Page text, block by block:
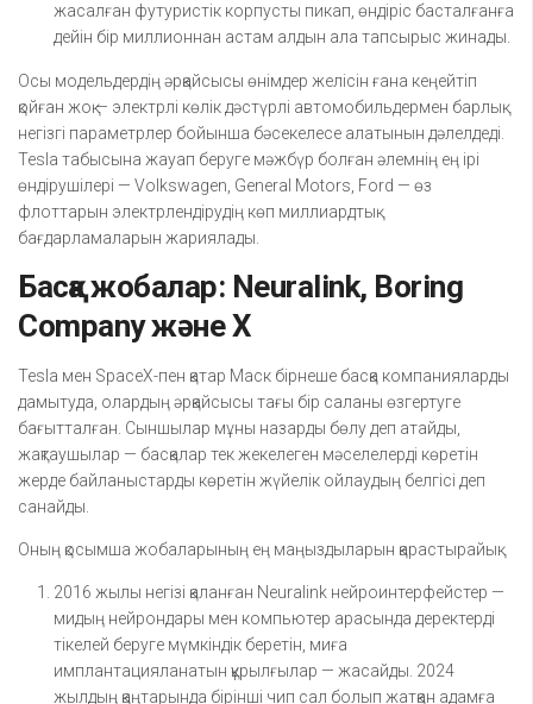
жасалған футуристік корпусты пикап, өндіріс басталғанға
дейін бір миллионнан астам алдын ала тапсырыс жинады.
Осы модельдердің әрқайсысы өнімдер желісін ғана кеңейтіп
қойған жоқ — электрлі көлік дәстүрлі автомобильдермен барлық
негізгі параметрлер бойынша бәсекелесе алатынын дәлелдеді.
Tesla табысына жауап беруге мәжбүр болған әлемнің ең ірі
өндірушілері — Volkswagen, General Motors, Ford — өз
флоттарын электрлендірудің көп миллиардтық
бағдарламаларын жариялады.
Басқа жобалар: Neuralink, Boring
Company және X
Tesla мен SpaceX-пен қатар Маск бірнеше басқа компанияларды
дамытуда, олардың әрқайсысы тағы бір саланы өзгертуге
бағытталған. Сыншылар мұны назарды бөлу деп атайды,
жақтаушылар — басқалар тек жекелеген мәселелерді көретін
жерде байланыстарды көретін жүйелік ойлаудың белгісі деп
санайды.
Оның қосымша жобаларының ең маңыздыларын қарастырайық:
2016 жылы негізі қаланған Neuralink нейроинтерфейстер —
мидың нейрондары мен компьютер арасында деректерді
тікелей беруге мүмкіндік беретін, миға
имплантацияланатын құрылғылар — жасайды. 2024
жылдың қаңтарында бірінші чип сал болып жатқан адамға